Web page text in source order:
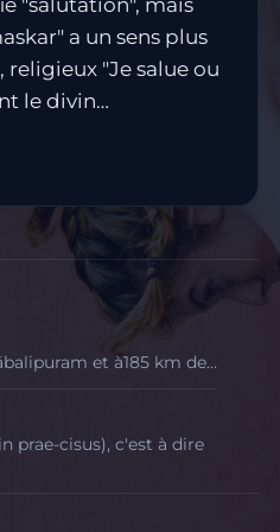
a un sens plus
"Je salue ou
le divin…
et à185 km de…
prae-cisus), c'est à dire